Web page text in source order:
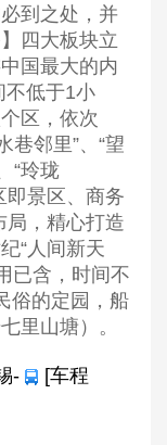
到之处，并
四大板块立
国最大的内
不低于1小
区，依次
巷邻里”、“望
“玲珑
即景区、商务
局，精心打造
“人间新天
已含，时间不
俗的定园，船
里山塘）。
-
[车程